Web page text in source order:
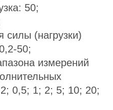
50;
силы (нагрузки)
50;
измерений
0,5; 1; 2; 5; 10; 20;